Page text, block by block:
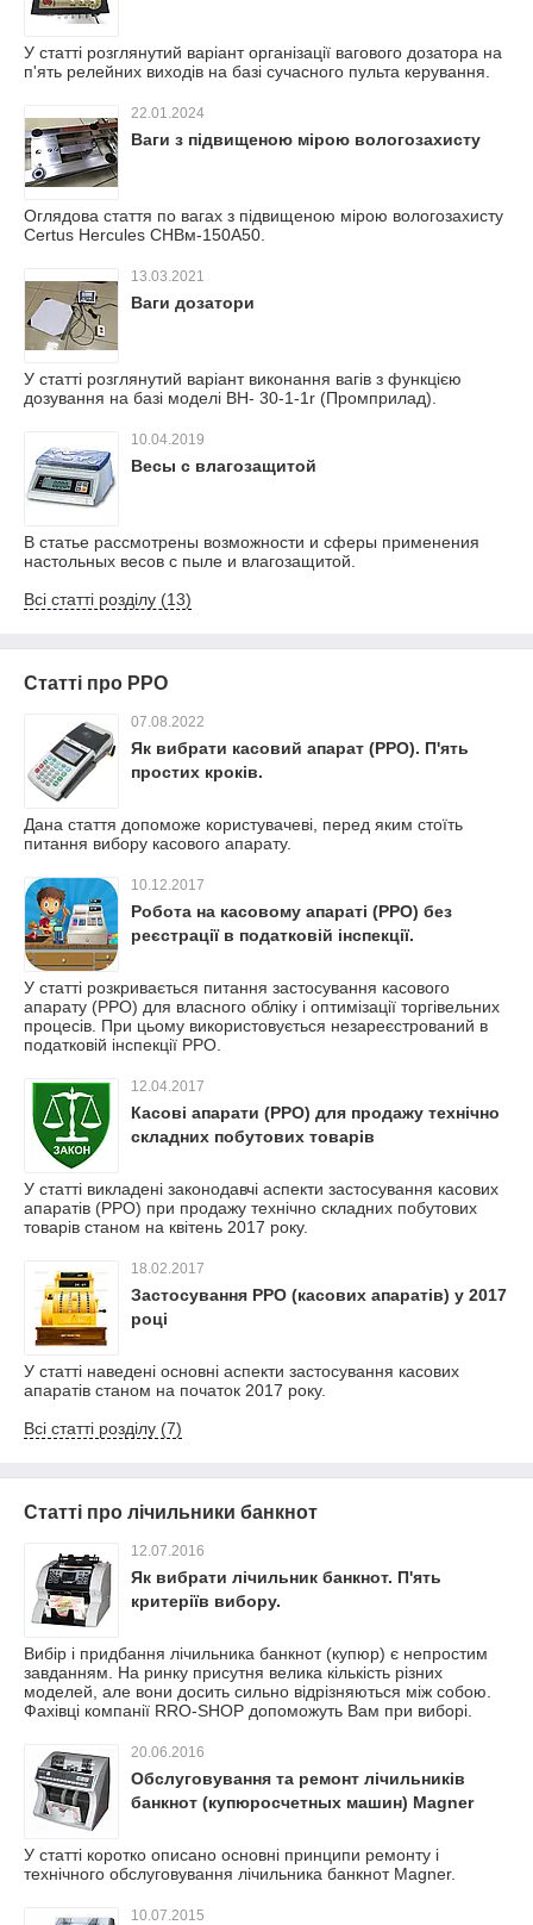
У статті розглянутий варіант організації вагового дозатора на
п'ять релейних виходів на базі сучасного пульта керування.
22.01.2024
Ваги з підвищеною мірою вологозахисту
Оглядова стаття по вагах з підвищеною мірою вологозахисту
Certus Hercules СНВм-150А50.
13.03.2021
Ваги дозатори
У статті розглянутий варіант виконання вагів з функцією
дозування на базі моделі ВН- 30-1-1r (Промприлад).
10.04.2019
Весы с влагозащитой
В статье рассмотрены возможности и сферы применения
настольных весов с пыле и влагозащитой.
Всі статті розділу (13)
Статті про РРО
07.08.2022
Як вибрати касовий апарат (РРО). П'ять
простих кроків.
Дана стаття допоможе користувачеві, перед яким стоїть
питання вибору касового апарату.
10.12.2017
Робота на касовому апараті (РРО) без
реєстрації в податковій інспекції.
У статті розкривається питання застосування касового
апарату (РРО) для власного обліку і оптимізації торгівельних
процесів. При цьому використовується незареєстрований в
податковій інспекції РРО.
12.04.2017
Касові апарати (РРО) для продажу технічно
складних побутових товарів
У статті викладені законодавчі аспекти застосування касових
апаратів (РРО) при продажу технічно складних побутових
товарів станом на квітень 2017 року.
18.02.2017
Застосування РРО (касових апаратів) у 2017
році
У статті наведені основні аспекти застосування касових
апаратів станом на початок 2017 року.
Всі статті розділу (7)
Статті про лічильники банкнот
12.07.2016
Як вибрати лічильник банкнот. П'ять
критеріїв вибору.
Вибір і придбання лічильника банкнот (купюр) є непростим
завданням. На ринку присутня велика кількість різних
моделей, але вони досить сильно відрізняються між собою.
Фахівці компанії RRO-SHOP допоможуть Вам при виборі.
20.06.2016
Обслуговування та ремонт лічильників
банкнот (купюросчетных машин) Magner
У статті коротко описано основні принципи ремонту і
технічного обслуговування лічильника банкнот Magner.
10.07.2015